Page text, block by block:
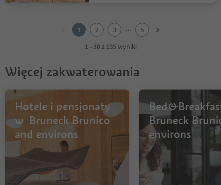
1 2 3 ...
5
1 - 30 z 135 wyniki
Więcej zakwaterowania
Hotele i pensjonaty
w Bruneck Brunico
and environs
Bruneck
environs